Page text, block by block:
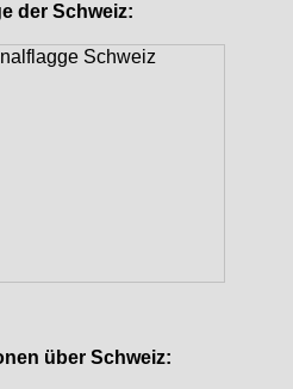
der Schweiz:
über Schweiz: